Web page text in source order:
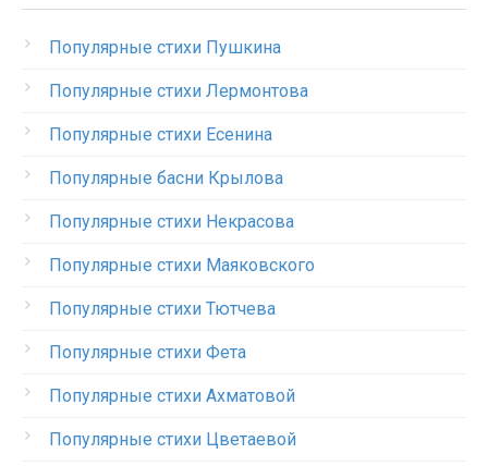
Популярные стихи Пушкина
Популярные стихи Лермонтова
Популярные стихи Есенина
Популярные басни Крылова
Популярные стихи Некрасова
Популярные стихи Маяковского
Популярные стихи Тютчева
Популярные стихи Фета
Популярные стихи Ахматовой
Популярные стихи Цветаевой